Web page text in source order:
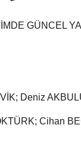
GÜNCEL
Deniz
Cihan